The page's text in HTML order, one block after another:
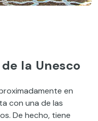
la Unesco
en
con una de las
De hecho, tiene